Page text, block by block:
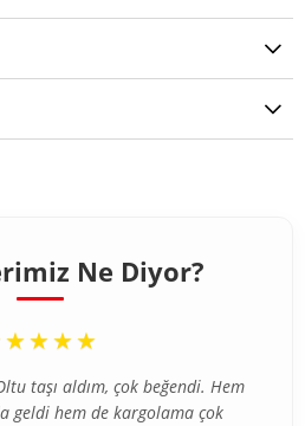
Ne Diyor?
“
taşı aldım, çok beğendi. Hem
geldi hem de kargolama çok